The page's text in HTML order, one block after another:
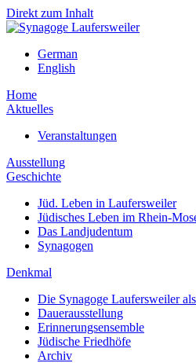
Direkt zum Inhalt
German
English
Home
Aktuelles
Veranstaltungen
Ausstellung
Geschichte
Jüd. Leben in Laufersweiler
Jüdisches Leben im Rhein-
Das Landjudentum
Synagogen
Denkmal
Die Synagoge Laufersweiler
Dauerausstellung
Erinnerungsensemble
Jüdische Friedhöfe
Archiv